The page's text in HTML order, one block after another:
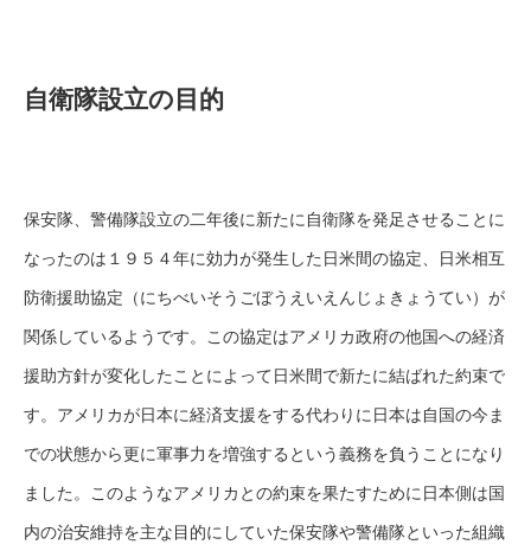
自衛隊設立の目的
保安隊、警備隊設立の二年後に新たに自衛隊を発足させることに
なったのは１９５４年に効力が発生した日米間の協定、日米相互
防衛援助協定（にちべいそうごぼうえいえんじょきょうてい）が
関係しているようです。この協定はアメリカ政府の他国への経済
援助方針が変化したことによって日米間で新たに結ばれた約束で
す。アメリカが日本に経済支援をする代わりに日本は自国の今ま
での状態から更に軍事力を増強するという義務を負うことになり
ました。このようなアメリカとの約束を果たすために日本側は国
内の治安維持を主な目的にしていた保安隊や警備隊といった組織